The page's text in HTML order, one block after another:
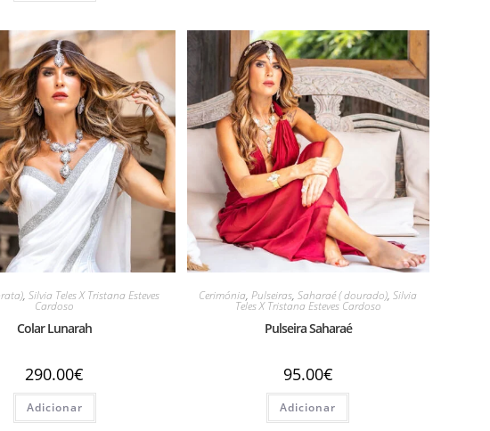
,Silvia Teles X Tristana Esteves
Cardoso
Colar Lunarah
290.00€
Adicionar
Cerimónia,Pulseiras,Saharaé ( dourado),Silvia
Teles X Tristana Esteves Cardoso
Pulseira Saharaé
95.00€
Adicionar